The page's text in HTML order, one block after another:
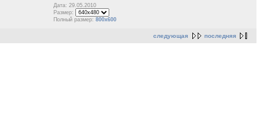
Дата: 29.05.2010
Размер:
Полный размер: 800x600
следующая последняя